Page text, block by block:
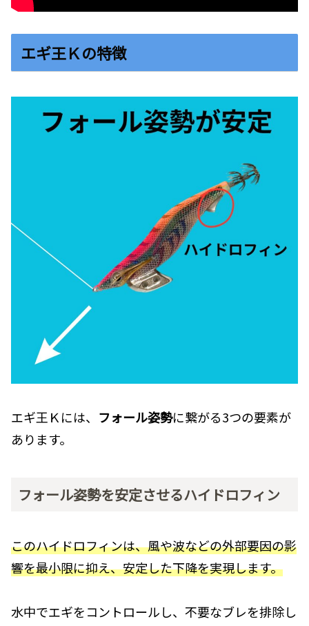
エギ王Ｋの特徴
エギ王Ｋには、 フォール姿勢に繋がる3つの要素が
あります。
フォール姿勢を安定させるハイドロフィン
このハイドロフィンは、風や波などの外部要因の影
響を最小限に抑え、安定した下降を実現します。
水中でエギをコントロールし、不要なブレを排除し